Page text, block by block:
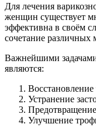
Для лечения
женщин существует
эффективна в своём
сочетание различных
Важнейшими задачами
являются:
Восстановление
Устранение
Улучшение